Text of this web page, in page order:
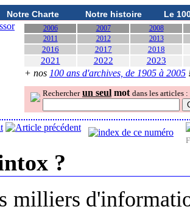
Notre Charte Notre histoire Le
2006 2007
2008
2011
2012 2013
2016 2017 2018
2021 2022 2023
+ nos 100 ans d'archives, de 1905 à 2005
Rechercher un seul mot dans les articles :
?
milliers